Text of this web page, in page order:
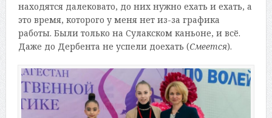
находятся далековато, до них нужно ехать и ехать, а
это время, которого у меня нет из-за графика
работы. Были только на Сулакском каньоне, и всё.
Даже до Дербента не успели доехать (Смеется).